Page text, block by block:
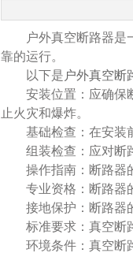
户外真空断路器是一
靠的运行。
以下是 户外真空断
安装位置：应确保断
止火灾和爆炸。
基础检查：在安装前
组装检查：应对断路
操作指南：断路器的
专业资格：断路器的
接地保护：断路器的
标准要求：真空断路
环境条件：真空断路